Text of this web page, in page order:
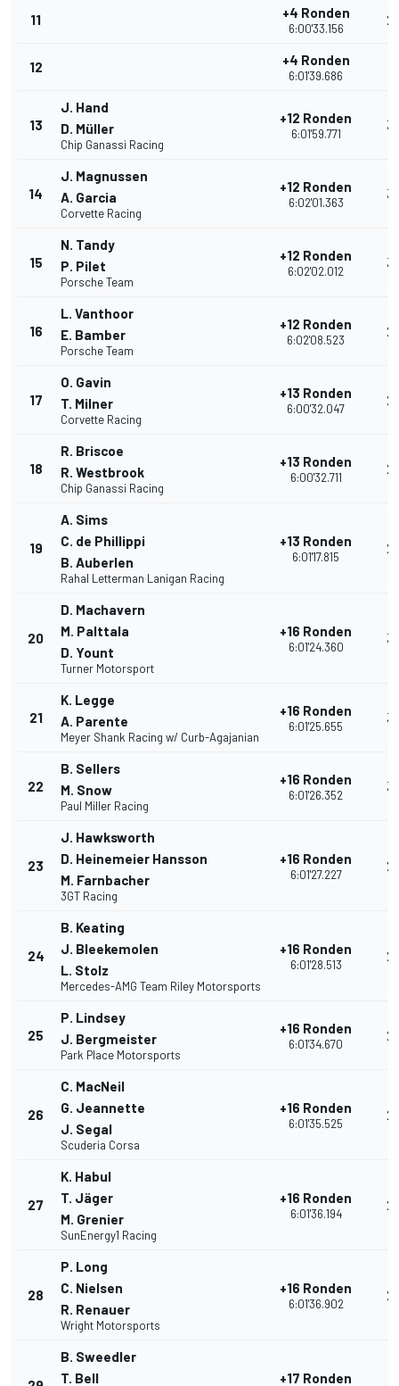
11 +4 Ronden
6:00'33.156
12 +4 Ronden
6:01'39.686
13
J. Hand
D. Müller
Chip Ganassi Racing
+12 Ronden
6:01'59.771
14
J. Magnussen
A. Garcia
Corvette Racing
+12 Ronden
6:02'01.363
15
N. Tandy
P. Pilet
Porsche Team
+12 Ronden
6:02'02.012
16
L. Vanthoor
E. Bamber
Porsche Team
+12 Ronden
6:02'08.523
17
O. Gavin
T. Milner
Corvette Racing
+13 Ronden
6:00'32.047
18
R. Briscoe
R. Westbrook
Chip Ganassi Racing
+13 Ronden
6:00'32.711
19
A. Sims
C. de Phillippi
B. Auberlen
Rahal Letterman Lanigan Racing
+13 Ronden
6:01'17.815
20
D. Machavern
M. Palttala
D. Yount
Turner Motorsport
+16 Ronden
6:01'24.360
21
K. Legge
A. Parente
Meyer Shank Racing w/ Curb-Agajanian
+16 Ronden
6:01'25.655
22
B. Sellers
M. Snow
Paul Miller Racing
+16 Ronden
6:01'26.352
23
J. Hawksworth
D. Heinemeier Hansson
M. Farnbacher
3GT Racing
+16 Ronden
6:01'27.227
24
B. Keating
J. Bleekemolen
L. Stolz
Mercedes-AMG Team Riley Motorsports
+16 Ronden
6:01'28.513
25
P. Lindsey
J. Bergmeister
Park Place Motorsports
+16 Ronden
6:01'34.670
26
C. MacNeil
G. Jeannette
J. Segal
Scuderia Corsa
+16 Ronden
6:01'35.525
27
K. Habul
T. Jäger
M. Grenier
SunEnergy1 Racing
+16 Ronden
6:01'36.194
28
P. Long
C. Nielsen
R. Renauer
Wright Motorsports
+16 Ronden
6:01'36.902
B. Sweedler
T. Bell
+17 Ronden